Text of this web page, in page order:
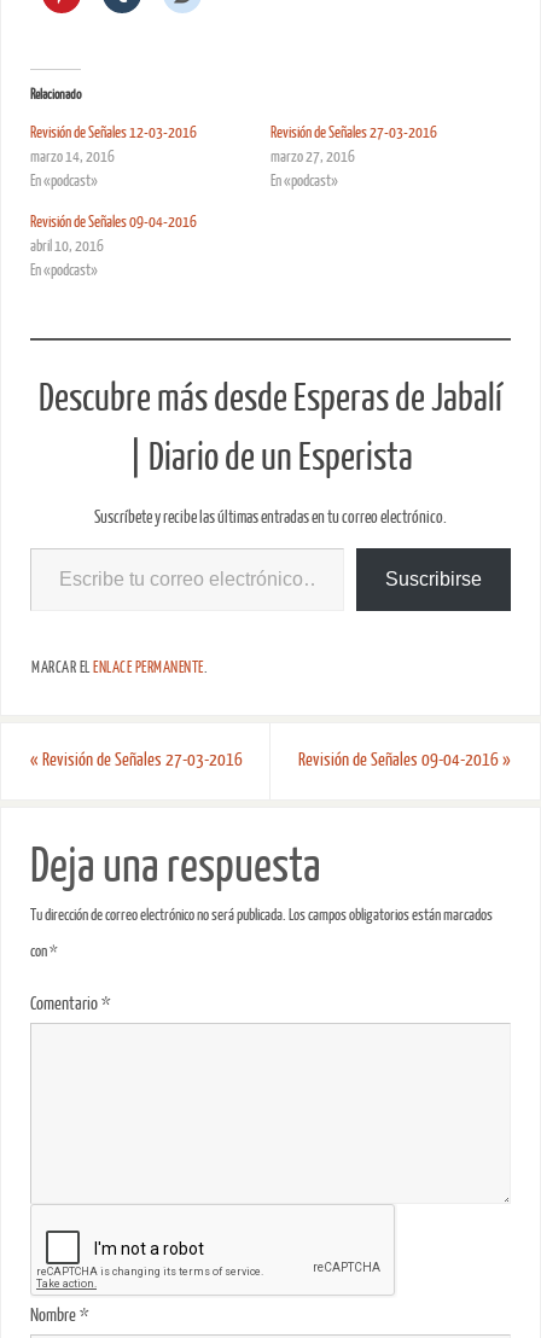
Relacionado
Revisión de Señales 12-03-2016
marzo 14, 2016
En «podcast»
Revisión de Señales 27-03-2016
marzo 27, 2016
En «podcast»
Revisión de Señales 09-04-2016
abril 10, 2016
En «podcast»
Descubre más desde Esperas de Jabalí
| Diario de un Esperista
Suscríbete y recibe las últimas entradas en tu correo electrónico.
Suscribirse
MARCAR EL ENLACE PERMANENTE.
« Revisión de Señales 27-03-2016 Revisión de Señales 09-04-2016»
Deja una respuesta
Tu dirección de correo electrónico no será publicada. Los campos obligatorios están marcados
con*
Comentario*
Nombre*